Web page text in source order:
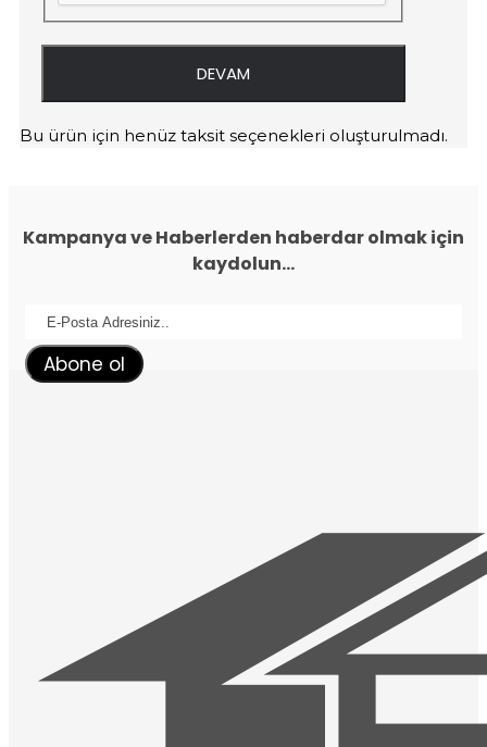
DEVAM
Bu ürün için henüz taksit seçenekleri oluşturulmadı.
Kampanya ve Haberlerden haberdar olmak için
kaydolun...
Abone ol